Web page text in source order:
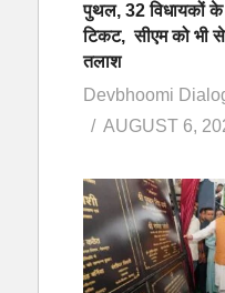
पुथल, 32 विधायकों
टिकट, सीएम को भी
तलाश
Devbhoomi
AUGUST 6,